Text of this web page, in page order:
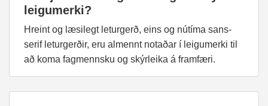
leigumerki?
Hreint og læsilegt leturgerð, eins og nútíma sans-
serif leturgerðir, eru almennt notaðar í leigumerki til
að koma fagmennsku og skýrleika á framfæri.